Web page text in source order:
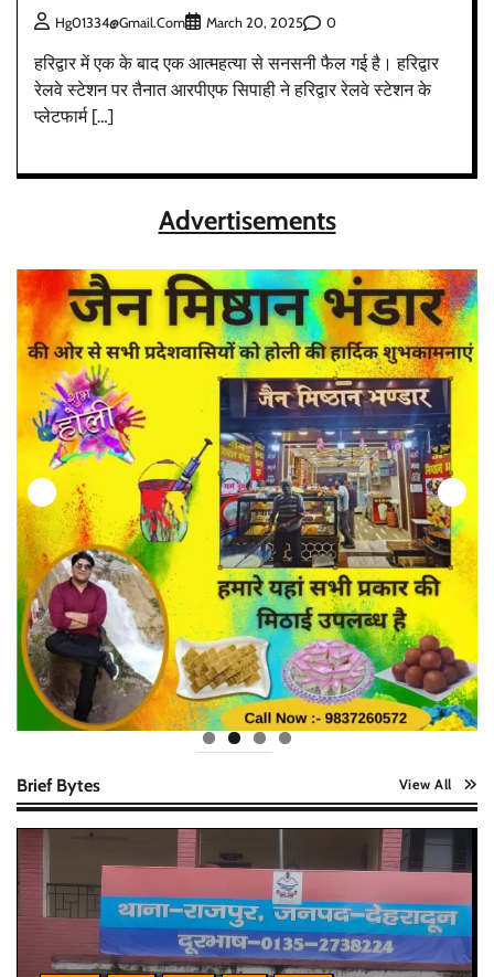
Hg01334@gmail.com March 20, 2025 0
हरिद्वार में एक के बाद एक आत्महत्या से सनसनी फैल गई है। हरिद्वार
रेलवे स्टेशन पर तैनात आरपीएफ सिपाही ने हरिद्वार रेलवे स्टेशन के
प्लेटफार्म […]
Advertisements
Brief Bytes View All